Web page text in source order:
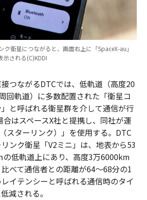
ク衛星につながると、画面右上に「SpaceX-au」
示される(C)KDDI
つながるDTCでは、低軌道（高度20
回軌道）に多数配置された「衛星コ
と呼ばれる衛星群を介して通信が行
合はスペースX社と提携し、同社が運
スターリンク）」を使用する。DTC
ンク衛星「V2ミニ」は、地表から53
低軌道上にあり、高度3万6000km
べて通信者との距離が64～68分の1
イテンシーと呼ばれる通信時のタイ
減される。